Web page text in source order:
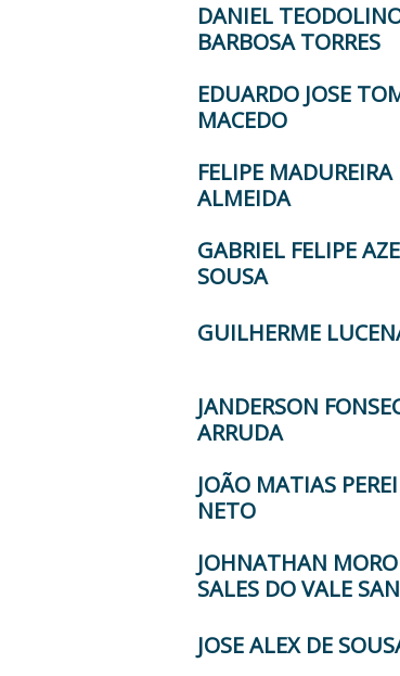
DANIEL
BARBOSA TORRES
EDUARDO JOSE
MACEDO
FELIPE MADUREIRA
ALMEIDA
GABRIEL FELIPE
SOUSA
GUILHERME
JANDERSON
ARRUDA
JOÃO MATIAS
NETO
JOHNATHAN
SALES DO VALE
JOSE ALEX DE